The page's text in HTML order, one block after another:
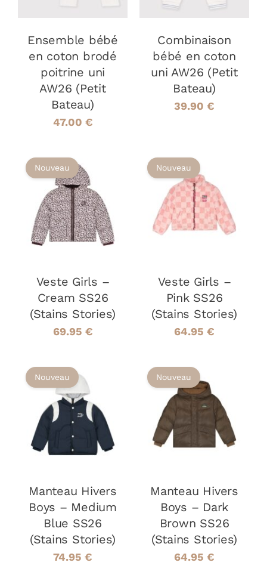
VARIATIONS.
PEUVENT
ÊTRE
CHOISIES
SUR
LA
PAGE
DU
Ensemble bébé
en coton brodé
poitrine uni
AW26 (Petit
Bateau)
47.00 €
PEUVENT
ÊTRE
CHOISIES
SUR
LA
PAGE
Combinaison
bébé en coton
uni AW26 (Petit
Bateau)
39.90 €
CHOIX DES
OPTIONS CE
PRODUIT
A
PLUSIEURS
OPTIONS
PEUVENT
ÊTRE
CHOISIES
SUR
PRODUIT
/
DÉTAILS
Nouveau
Veste Girls –
Cream SS26
(Stains Stories)
69.95 €
CHOIX DES
OPTIONS CE
PRODUIT
A
OPTIONS
PEUVENT
ÊTRE
CHOISIES
SUR
PRODUIT
/
DÉTAILS
Nouveau
Veste Girls –
Pink SS26
(Stains Stories)
64.95 €
CHOIX DES
OPTIONS CE
PRODUIT
PLUSIEURS
OPTIONS
PEUVENT
ÊTRE
CHOISIES
SUR
LA
/
Nouveau
Manteau Hivers
Boys – Medium
Blue SS26
(Stains Stories)
74.95 €
CHOIX DES
CE
PRODUIT
OPTIONS
PEUVENT
ÊTRE
CHOISIES
SUR
LA
/
DÉTAILS
Nouveau
Manteau Hivers
Boys – Dark
Brown SS26
(Stains Stories)
64.95 €